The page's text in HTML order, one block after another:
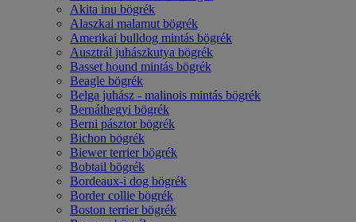
Akita inu bögrék
Alaszkai malamut bögrék
Amerikai bulldog mintás bögrék
Ausztrál juhászkutya bögrék
Basset hound mintás bögrék
Beagle bögrék
Belga juhász - malinois mintás bögrék
Bernáthegyi bögrék
Berni pásztor bögrék
Bichon bögrék
Biewer terrier bögrék
Bobtail bögrék
Bordeaux-i dog bögrék
Border collie bögrék
Boston terrier bögrék